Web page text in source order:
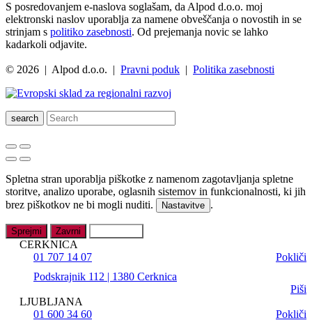
S posredovanjem e-naslova soglašam, da Alpod d.o.o. moj
elektronski naslov uporablja za namene obveščanja o novostih in se
strinjam s politiko zasebnosti. Od prejemanja novic se lahko
kadarkoli odjavite.
© 2026 | Alpod d.o.o. | Pravni poduk | Politika zasebnosti
search
Spletna stran uporablja piškotke z namenom zagotavljanja spletne
storitve, analizo uporabe, oglasnih sistemov in funkcionalnosti, ki jih
brez piškotkov ne bi mogli nuditi.
Nastavitve .
Sprejmi Zavrni
CERKNICA
01 707 14 07
Pokliči
Podskrajnik 112 | 1380 Cerknica
Piši
LJUBLJANA
01 600 34 60
Pokliči